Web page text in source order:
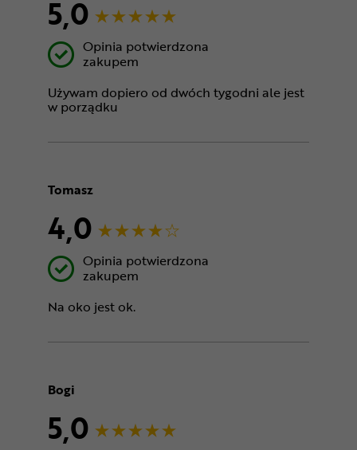
5,0
Opinia potwierdzona
zakupem
Używam dopiero od dwóch tygodni ale jest
w porządku
Tomasz
4,0
Opinia potwierdzona
zakupem
Na oko jest ok.
Bogi
5,0